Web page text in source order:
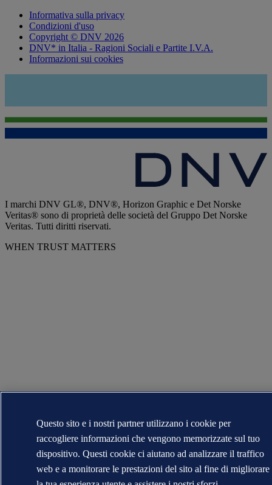
Informativa sulla privacy
Condizioni d'uso
Copyright © DNV 2026
DNV* in Italia - Ragioni Sociali e Partite I.V.A.
Informazioni sui cookies
I marchi DNV GL®, DNV®, Horizon Graphic e Det Norske
Veritas® sono di proprietà delle società del Gruppo Det Norske
Veritas. Tutti diritti riservati.
WHEN TRUST MATTERS
Questo sito e i nostri partner utilizzano i cookie per
raccogliere informazioni che vengono memorizzate sul tuo
dispositivo. Questi cookie ci aiutano ad analizzare il traffico
web e a monitorare le prestazioni del sito al fine di migliorare